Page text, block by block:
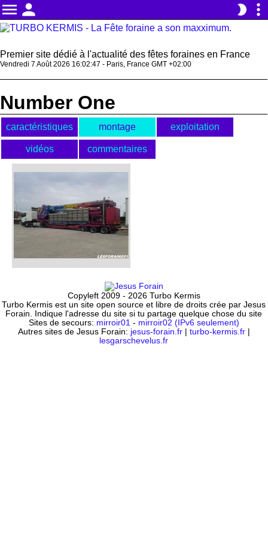
menu person brightness_2 more_vert
Premier site dédié à l'actualité des fêtes foraines en France
Vendredi 7 Août 2026 16:02:47 - Paris, France GMT +02:00
Number One
caractéristiques montage exploitation
vidéos commentaires
Copyleft 2009 - 2026 Turbo Kermis
Turbo Kermis est un site open source et libre de droits crée par Jesus
Forain. Indique l'adresse du site si tu partage quelque chose du site
Sites de secours: mirroir01 - mirroir02 (IPv6 seulement)
Autres sites de Jesus Forain: jesus-forain.fr| turbo-kermis.fr|
lesgarschevelus.fr